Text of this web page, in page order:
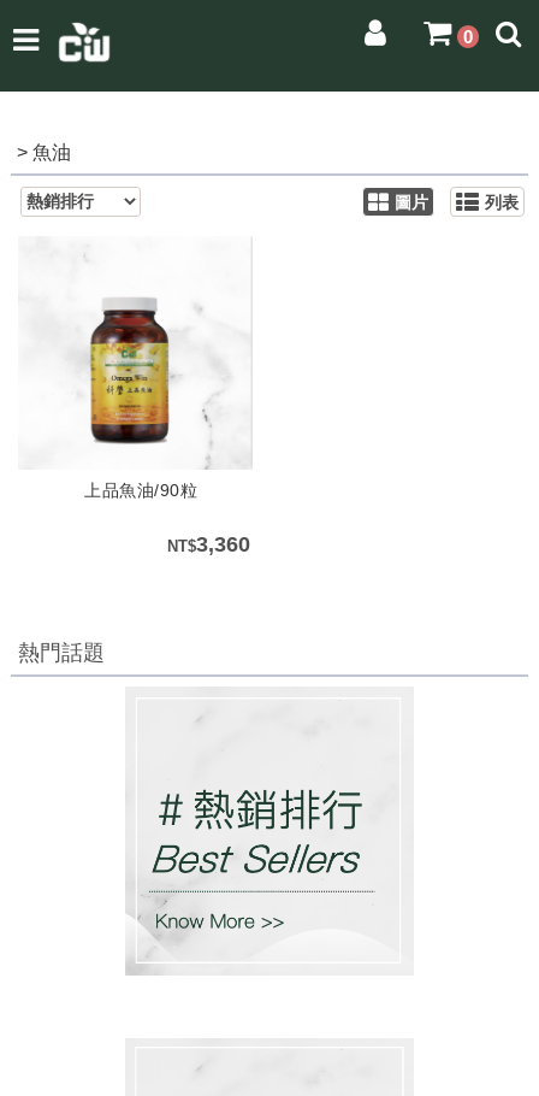
0
> 魚油
圖片 列表
上品魚油/90粒
3,360
熱門話題